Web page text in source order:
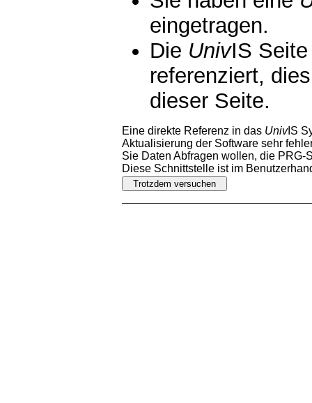
eingetragen.
Die UnivIS
referenziert,
dieser Seite.
Eine direkte Referenz in das UnivIS
Aktualisierung der Software sehr
Sie Daten Abfragen wollen, die PRG-
Diese Schnittstelle ist im